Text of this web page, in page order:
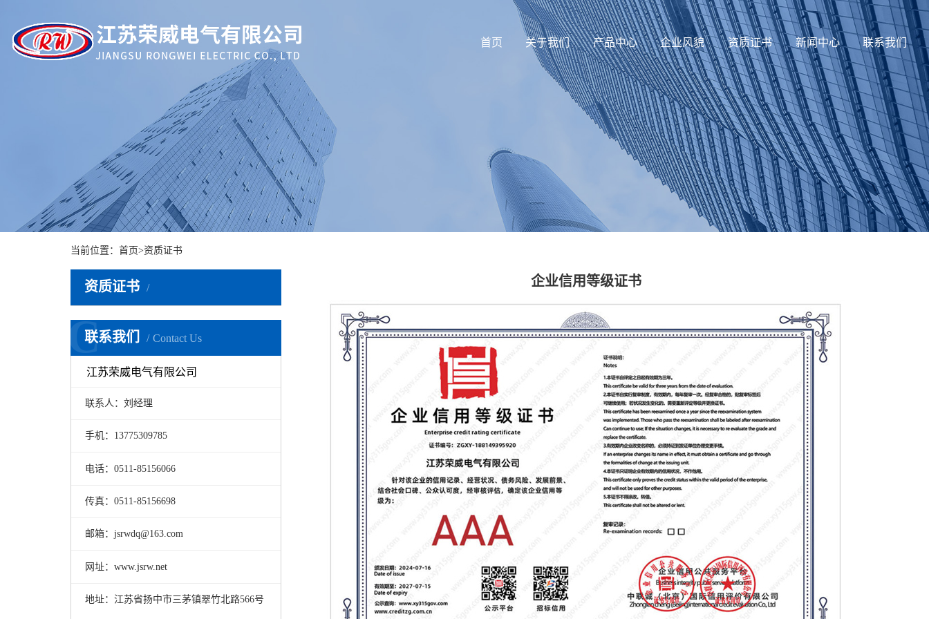
首页 关于我们 产品中心 企业风貌 资质证书 新闻中心 联系我们
当前位置： 首页>资质证书
资质证书
联系我们 Contact Us
C
江苏荣威电气有限公司
联系人：刘经理
手机：13775309785
电话：0511-85156066
传真：0511-85156698
邮箱：jsrwdq@163.com
网址：www.jsrw.net
地址：江苏省扬中市三茅镇翠竹北路566号
企业信用等级证书